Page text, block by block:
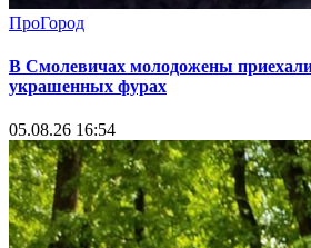
ПроГород
В Смолевичах молодожены
украшенных фурах
05.08.26 16:54